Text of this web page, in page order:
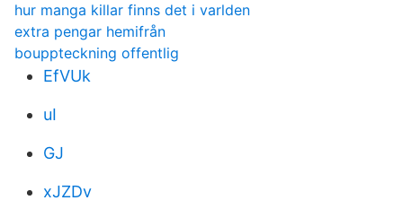
hur manga killar finns det i varlden
extra pengar hemifrån
bouppteckning offentlig
EfVUk
uI
GJ
xJZDv